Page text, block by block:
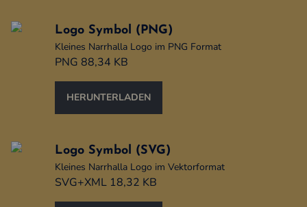
Logo Symbol (PNG)
Kleines Narrhalla Logo im PNG Format
PNG 88,34 KB
HERUNTERLADEN
Logo Symbol (SVG)
Kleines Narrhalla Logo im Vektorformat
SVG+XML 18,32 KB